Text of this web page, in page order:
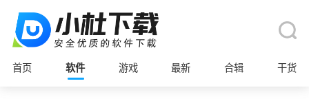
首页 软件 游戏 最新 合辑 干货